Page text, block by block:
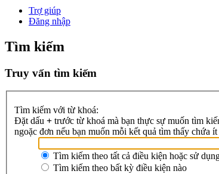
Trợ giúp
Đăng nhập
Tìm kiếm
Truy vấn tìm kiếm
Tìm kiếm với từ khoá:
Đặt dấu + trước từ khoá mà bạn thực sự muốn tìm
ngoặc đơn nếu bạn muốn mỗi kết quả tìm thấy chứa
Tìm kiếm theo tất cả điều kiện hoặc sử
Tìm kiếm theo bất kỳ điều kiện nào